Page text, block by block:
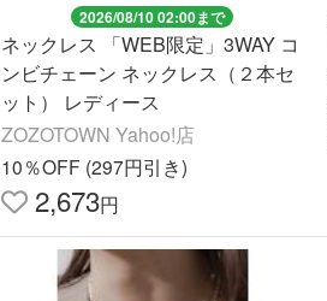
2026/08/10 02:00まで
ネックレス 「WEB限定」3WAY コ
ンビチェーン ネックレス（２本セ
ット） レディース
ZOZOTOWN Yahoo!店
10％OFF (297円引き)
2,673円